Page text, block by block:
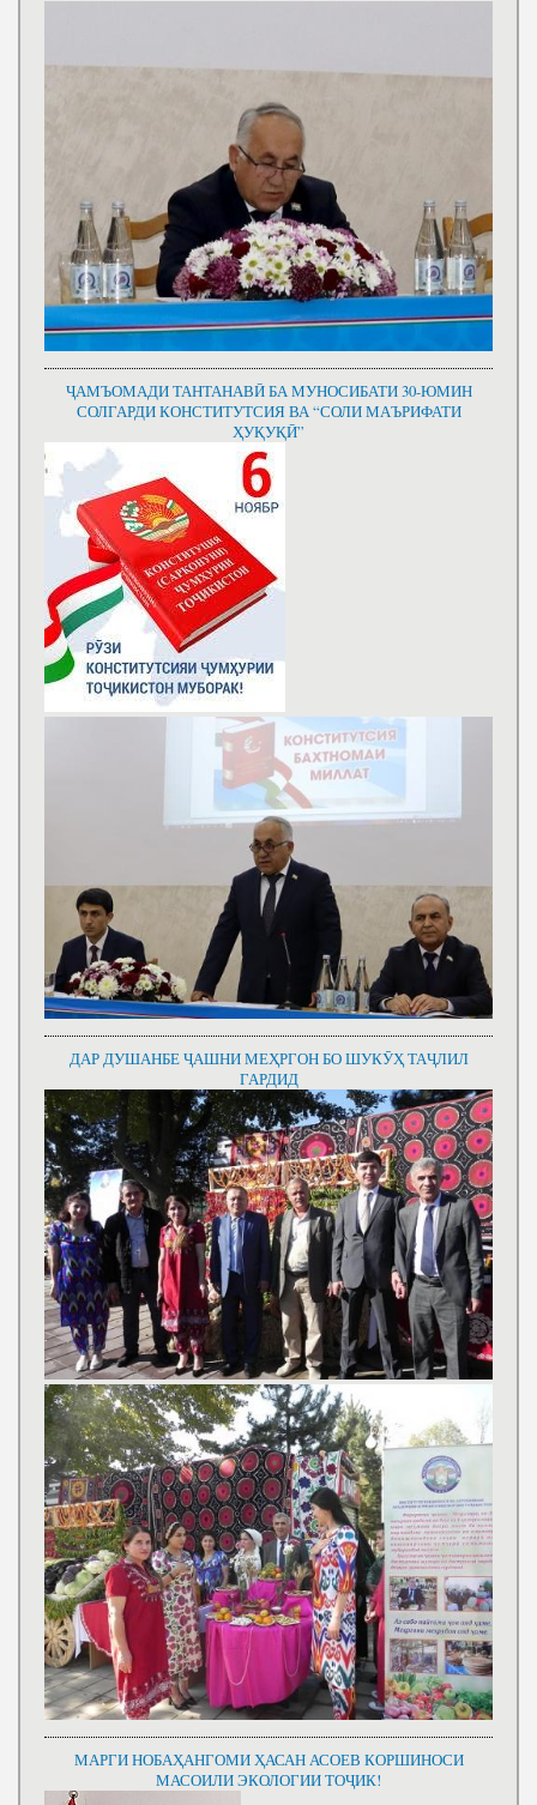
ҶАМЪОМАДИ ТАНТАНАВӢ БА МУНОСИБАТИ 30-ЮМИН
СОЛГАРДИ КОНСТИТУТСИЯ ВА “СОЛИ МАЪРИФАТИ
ҲУҚУҚӢ”
ДАР ДУШАНБЕ ҶАШНИ МЕҲРГОН БО ШУКӮҲ ТАҶЛИЛ
ГАРДИД
МАРГИ НОБАҲАНГОМИ ҲАСАН АСОЕВ КОРШИНОСИ
МАСОИЛИ ЭКОЛОГИИ ТОҶИК!